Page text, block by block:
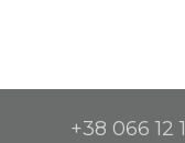
+38 066 12